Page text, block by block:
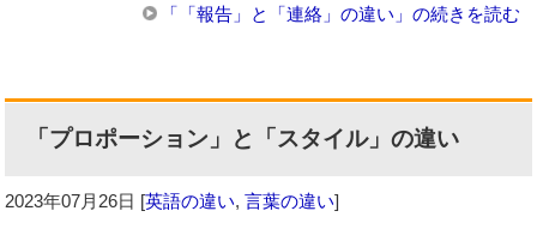
「「報告」と「連絡」の違い」の続きを読む
「プロポーション」と「スタイル」の違い
2023年07月26日 [英語の違い,言葉の違い]